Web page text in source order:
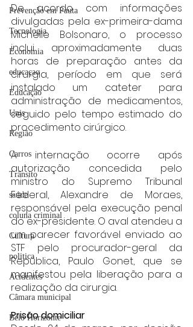
Prevenção em Pauta
Tecnologia
Economia
educaçao
Educação
Unis
Região
Carros
Trânsito
saúde
coluna criminal
Cultura
politica
Acidentes
Câmara municipal
Belo Horizonte
De acordo com informações
divulgadas pela ex-primeira-dama
Michelle Bolsonaro, o processo
inclui aproximadamente duas
horas de preparação antes da
cirurgia, período em que será
instalado um cateter para
administração de medicamentos,
seguido pelo tempo estimado do
procedimento cirúrgico.
A internação ocorre após
autorização concedida pelo
ministro do Supremo Tribunal
Federal, Alexandre de Moraes,
responsável pela execução penal
do ex-presidente. O aval atendeu a
um parecer favorável enviado ao
STF pelo procurador-geral da
República, Paulo Gonet, que se
manifestou pela liberação para a
realização da cirurgia.
Prisão domiciliar